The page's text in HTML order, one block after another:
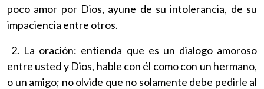
poco amor por Dios, ayune de su intolerancia, de su
impaciencia entre otros.
2. La oración: entienda que es un dialogo amoroso
entre usted y Dios, hable con él como con un hermano,
o un amigo; no olvide que no solamente debe pedirle al